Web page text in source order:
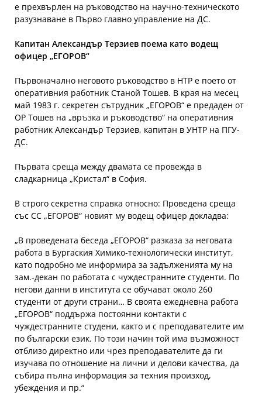
е прехвърлен на ръководство на научно-техническото
разузнаване в Първо главно управление на ДС.
Капитан Александър Терзиев поема като водещ
офицер „ЕГОРОВ“
Първоначално неговото ръководство в НТР е поето от
оперативния работник Станой Тошев. В края на месец
май 1983 г. секретен сътрудник „ЕГОРОВ“ е предаден от
ОР Тошев на „връзка и ръководство“ на оперативния
работник Александър Терзиев, капитан в УНТР на ПГУ-
ДС.
Първата среща между двамата се провежда в
сладкарница „Кристал“ в София.
В строго секретна справка относно: Проведена среща
със СС „ЕГОРОВ“ новият му водещ офицер докладва:
„В проведената беседа „ЕГОРОВ“ разказа за неговата
работа в Бургаския Химико-технологически институт,
като подробно ме информира за задълженията му на
зам.-декан по работата с чуждестранните студенти. По
негови данни в института се обучават около 260
студенти от други страни… В своята ежедневна работа
„ЕГОРОВ“ поддържа постоянни контакти с
чуждестранните студени, както и с преподавателите им
по български език. По този начин той има възможност
отблизо директно или чрез преподавателите да ги
изучава по отношение на лични и делови качества, да
събира пълна информация за техния произход,
убеждения и пр.“